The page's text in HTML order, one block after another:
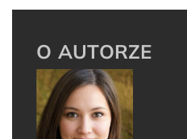
O AUTORZE